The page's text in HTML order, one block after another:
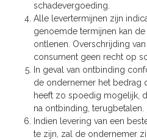
schadevergoeding.
Alle levertermijnen zijn
genoemde termijnen kan
ontlenen. Overschrijding
consument geen recht op
In geval van ontbinding
de ondernemer het bedrag
heeft zo spoedig mogelijk,
na ontbinding, terugbetalen.
Indien levering van een
te zijn, zal de ondernemer